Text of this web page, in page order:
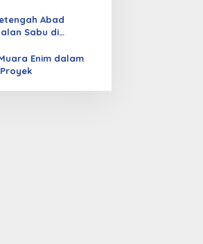
Abad
Sabu di
Enim dalam